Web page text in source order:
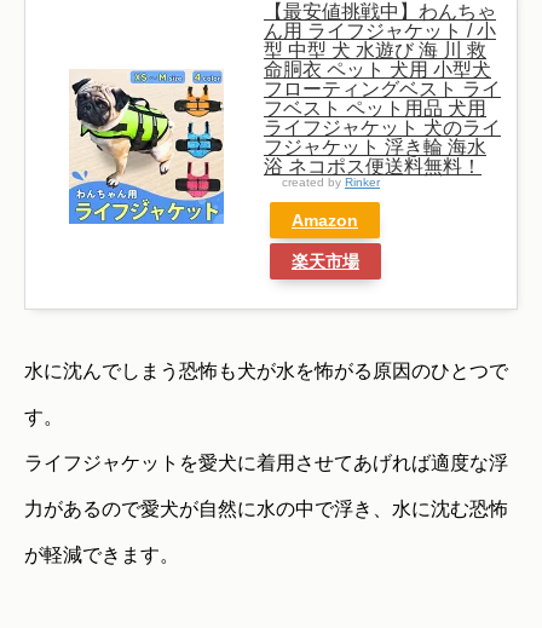
【最安値挑戦中】わんちゃ
ん用 ライフジャケット / 小
型 中型 犬 水遊び 海 川 救
命胴衣 ペット 犬用 小型犬
フローティングベスト ライ
フベスト ペット用品 犬用
ライフジャケット 犬のライ
フジャケット 浮き輪 海水
浴 ネコポス便送料無料！
created by Rinker
Amazon
楽天市場
水に沈んでしまう恐怖も犬が水を怖がる原因のひとつで
す。
ライフジャケットを愛犬に着用させてあげれば適度な浮
力があるので愛犬が自然に水の中で浮き、水に沈む恐怖
が軽減できます。